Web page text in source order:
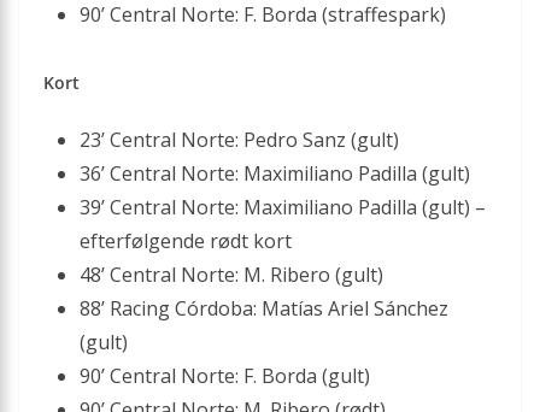
90’ Central Norte: F. Borda (straffespark)
Kort
23’ Central Norte: Pedro Sanz (gult)
36’ Central Norte: Maximiliano Padilla (gult)
39’ Central Norte: Maximiliano Padilla (gult) –
efterfølgende rødt kort
48’ Central Norte: M. Ribero (gult)
88’ Racing Córdoba: Matías Ariel Sánchez
(gult)
90’ Central Norte: F. Borda (gult)